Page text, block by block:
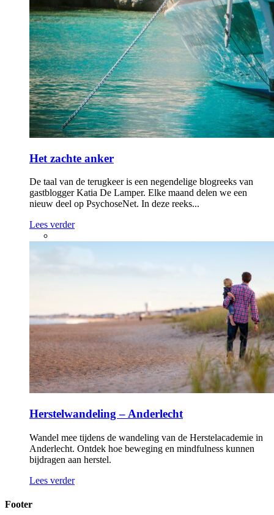
Het zachte anker
De taal van de terugkeer is een negendelige blogreeks van
gastblogger Katia De Lamper. Elke maand delen we een
nieuw deel op PsychoseNet. In deze reeks...
Lees verder
Herstelwandeling – Anderlecht
Wandel mee tijdens de wandeling van de Herstelacademie in
Anderlecht. Ontdek hoe beweging en mindfulness kunnen
bijdragen aan herstel.
Lees verder
Footer